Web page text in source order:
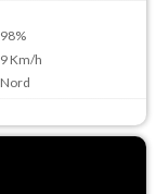
98%
9Km/h
Nord